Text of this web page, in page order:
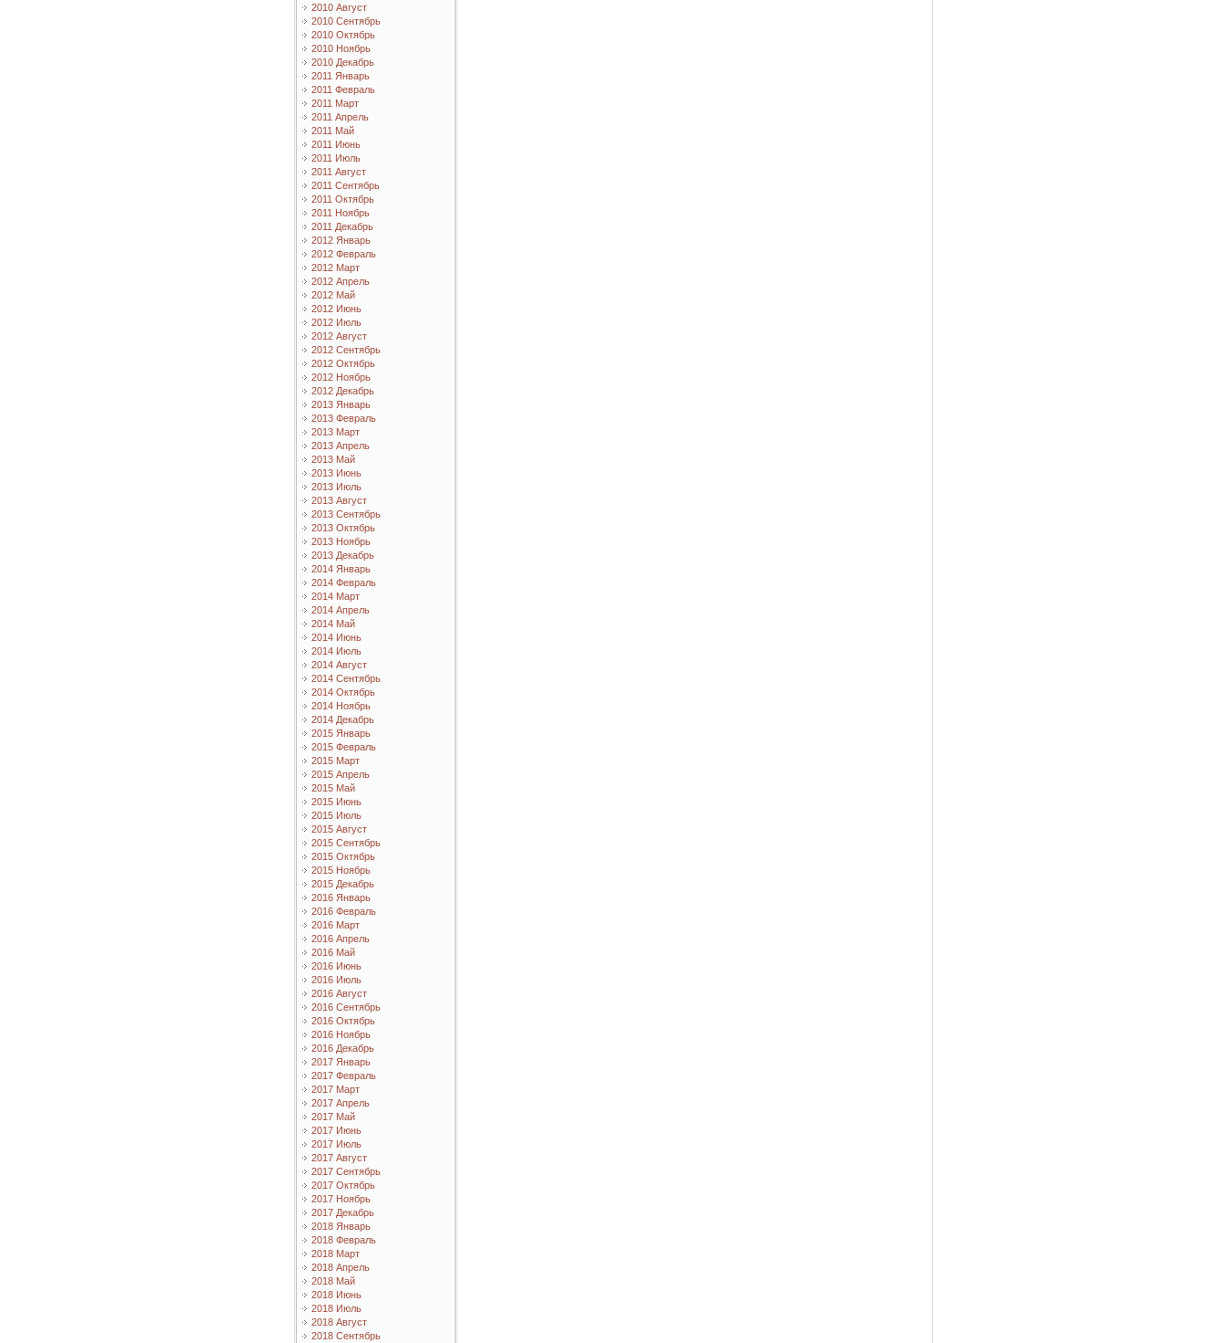
2010 Август
2010 Сентябрь
2010 Октябрь
2010 Ноябрь
2010 Декабрь
2011 Январь
2011 Февраль
2011 Март
2011 Апрель
2011 Май
2011 Июнь
2011 Июль
2011 Август
2011 Сентябрь
2011 Октябрь
2011 Ноябрь
2011 Декабрь
2012 Январь
2012 Февраль
2012 Март
2012 Апрель
2012 Май
2012 Июнь
2012 Июль
2012 Август
2012 Сентябрь
2012 Октябрь
2012 Ноябрь
2012 Декабрь
2013 Январь
2013 Февраль
2013 Март
2013 Апрель
2013 Май
2013 Июнь
2013 Июль
2013 Август
2013 Сентябрь
2013 Октябрь
2013 Ноябрь
2013 Декабрь
2014 Январь
2014 Февраль
2014 Март
2014 Апрель
2014 Май
2014 Июнь
2014 Июль
2014 Август
2014 Сентябрь
2014 Октябрь
2014 Ноябрь
2014 Декабрь
2015 Январь
2015 Февраль
2015 Март
2015 Апрель
2015 Май
2015 Июнь
2015 Июль
2015 Август
2015 Сентябрь
2015 Октябрь
2015 Ноябрь
2015 Декабрь
2016 Январь
2016 Февраль
2016 Март
2016 Апрель
2016 Май
2016 Июнь
2016 Июль
2016 Август
2016 Сентябрь
2016 Октябрь
2016 Ноябрь
2016 Декабрь
2017 Январь
2017 Февраль
2017 Март
2017 Апрель
2017 Май
2017 Июнь
2017 Июль
2017 Август
2017 Сентябрь
2017 Октябрь
2017 Ноябрь
2017 Декабрь
2018 Январь
2018 Февраль
2018 Март
2018 Апрель
2018 Май
2018 Июнь
2018 Июль
2018 Август
2018 Сентябрь